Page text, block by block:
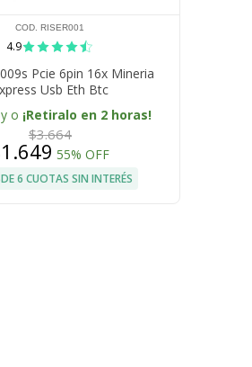
COD. RISER001
4.9
Pcie 6pin 16x Mineria
Usb Eth Btc
o ¡Retiralo en 2 horas!
$3.664
55% OFF
6 CUOTAS SIN INTERÉS